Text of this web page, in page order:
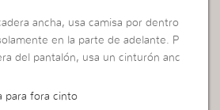
ancha, usa camisa por dentro
en la parte de adelante. P
del pantalón, usa un cinturón anc